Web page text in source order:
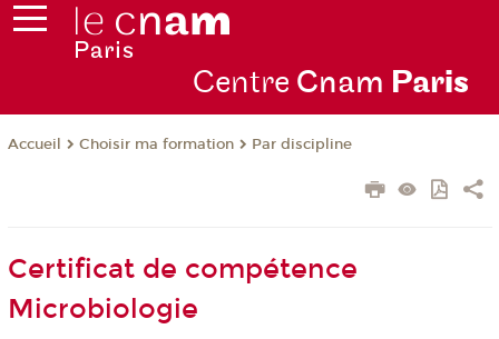
Centre Cnam Paris
Accueil Choisir ma formation Par discipline
Certificat de compétence
Microbiologie